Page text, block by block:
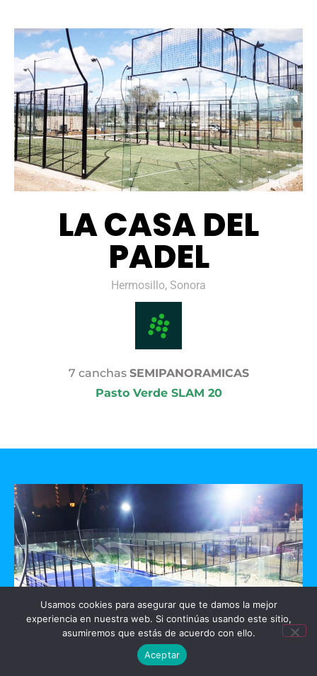
LA CASA DEL
PADEL
Hermosillo, Sonora
7 canchas SEMIPANORAMICAS
Pasto Verde SLAM 20
Usamos cookies para asegurar que te damos la mejor
experiencia en nuestra web. Si continúas usando este sitio,
asumiremos que estás de acuerdo con ello.
Aceptar